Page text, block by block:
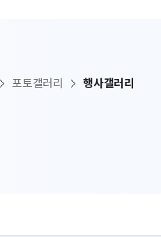
포토갤러리 행사갤러리